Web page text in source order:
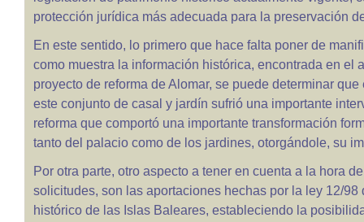
protección jurídica más adecuada para la preservación
En este sentido, lo primero que hace falta poner de
como muestra la información histórica, encontrada en el
proyecto de reforma de Alomar, se puede determinar
este conjunto de casal y jardín sufrió una importante
reforma que comportó una importante transformación
tanto del palacio como de los jardines, otorgándole, su
Por otra parte, otro aspecto a tener en cuenta a la hora
solicitudes, son las aportaciones hechas por la ley 12/98
histórico de las Islas Baleares, estableciendo la